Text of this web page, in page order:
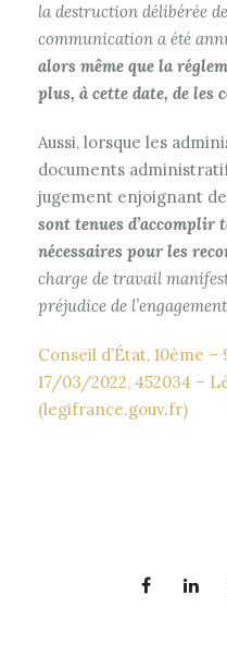
la destruction délibérée
communication a été
alors même que la
plus, à cette date, de les
Aussi, lorsque les
documents
jugement enjoignant
sont tenues d’accomplir
nécessaires pour les
charge de travail
préjudice de
Conseil d’État, 10ème
17/03/2022, 452034 –
(legifrance.gouv.fr)